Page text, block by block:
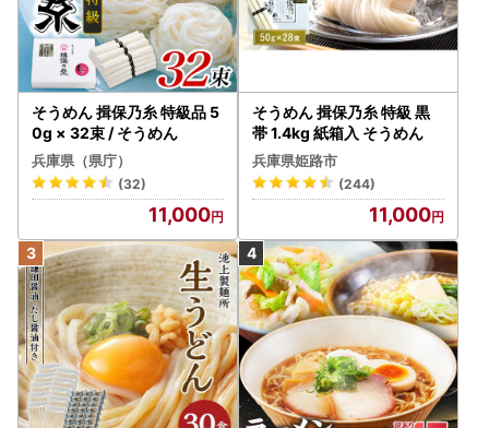
そうめん 揖保乃糸 特級品 5
0g × 32束 / そうめん
兵庫県（県庁）
(32)
11,000
そうめん 揖保乃糸 特級 黒
帯 1.4kg 紙箱入 そうめん
兵庫県姫路市
(244)
11,000